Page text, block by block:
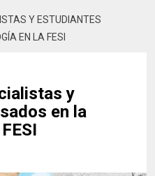
Y ESTUDIANTES
EN LA FESI
y
en la